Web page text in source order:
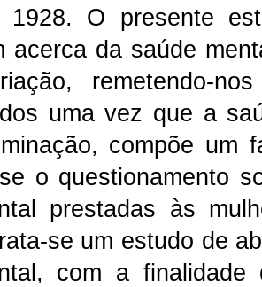
1928. O presente
acerca da saúde
remetendo-
uma vez que a
compõe um
o questionamento
prestadas às
se um estudo de
com a